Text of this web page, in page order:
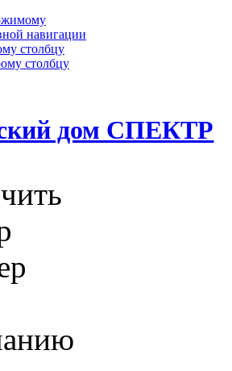
навигации
столбцу
столбцу
дом СПЕКТР